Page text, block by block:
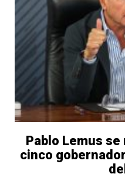
Pablo Lemus
cinco